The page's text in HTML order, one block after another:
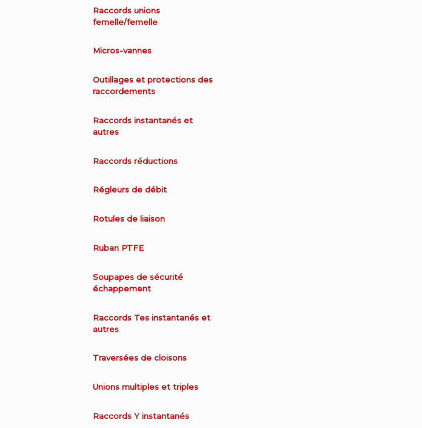
Raccords unions
femelle/femelle
Micros-vannes
Outillages et protections des
raccordements
Raccords instantanés et
autres
Raccords réductions
Régleurs de débit
Rotules de liaison
Ruban PTFE
Soupapes de sécurité
échappement
Raccords Tes instantanés et
autres
Traversées de cloisons
Unions multiples et triples
Raccords Y instantanés